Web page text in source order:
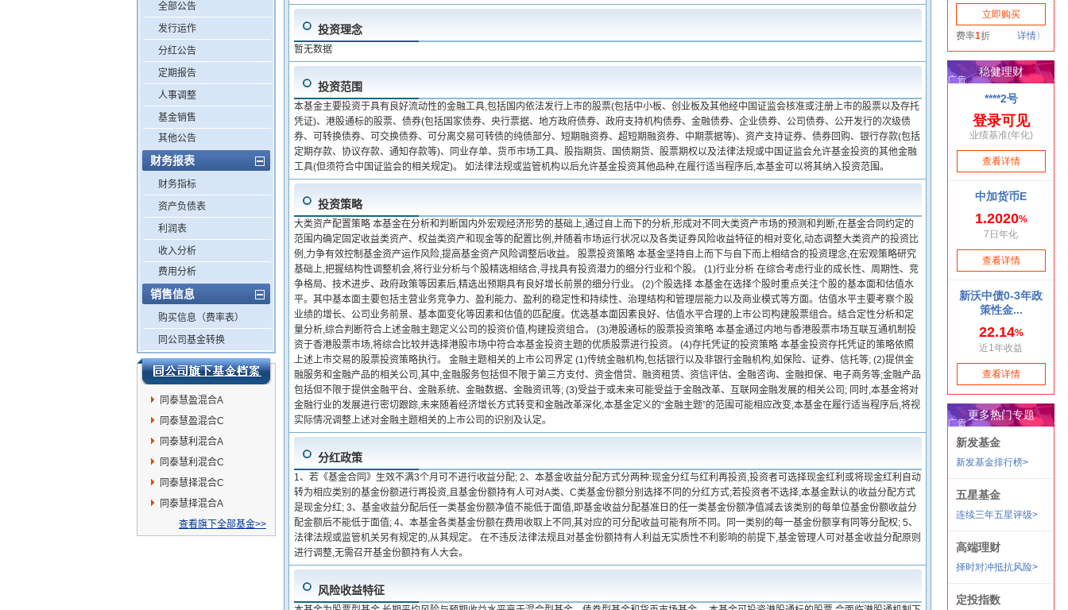
全部公告
发行运作
分红公告
定期报告
人事调整
基金销售
其他公告
财务报表
财务指标
资产负债表
利润表
收入分析
费用分析
销售信息
购买信息（费率表）
同公司基金转换
同泰慧盈混合A
同泰慧盈混合C
同泰慧利混合A
同泰慧利混合C
同泰慧择混合C
同泰慧择混合A
查看旗下全部基金>>
投资理念
暂无数据
投资范围
本基金主要投资于具有良好流动性的金融工具,包括国内依法发行上市的股票(包括中小板、创业板及其他经中国证监会核准或注册上市的股票以及存托
凭证)、港股通标的股票、债券(包括国家债券、央行票据、地方政府债券、政府支持机构债券、金融债券、企业债券、公司债券、公开发行的次级债
券、可转换债券、可交换债券、可分离交易可转债的纯债部分、短期融资券、超短期融资券、中期票据等)、资产支持证券、债券回购、银行存款(包括
定期存款、协议存款、通知存款等)、同业存单、货币市场工具、股指期货、国债期货、股票期权以及法律法规或中国证监会允许基金投资的其他金融
工具(但须符合中国证监会的相关规定)。 如法律法规或监管机构以后允许基金投资其他品种,在履行适当程序后,本基金可以将其纳入投资范围。
投资策略
大类资产配置策略 本基金在分析和判断国内外宏观经济形势的基础上,通过自上而下的分析,形成对不同大类资产市场的预测和判断,在基金合同约定的
范围内确定固定收益类资产、权益类资产和现金等的配置比例,并随着市场运行状况以及各类证券风险收益特征的相对变化,动态调整大类资产的投资比
例,力争有效控制基金资产运作风险,提高基金资产风险调整后收益。 股票投资策略 本基金坚持自上而下与自下而上相结合的投资理念,在宏观策略研究
基础上,把握结构性调整机会,将行业分析与个股精选相结合,寻找具有投资潜力的细分行业和个股。 (1)行业分析 在综合考虑行业的成长性、周期性、竞
争格局、技术进步、政府政策等因素后,精选出预期具有良好增长前景的细分行业。 (2)个股选择 本基金在选择个股时重点关注个股的基本面和估值水
平。其中基本面主要包括主营业务竞争力、盈利能力、盈利的稳定性和持续性、治理结构和管理层能力以及商业模式等方面。估值水平主要考察个股
业绩的增长、公司业务前景、基本面变化等因素和估值的匹配度。优选基本面因素良好、估值水平合理的上市公司构建股票组合。结合定性分析和定
量分析,综合判断符合上述金融主题定义公司的投资价值,构建投资组合。 (3)港股通标的股票投资策略 本基金通过内地与香港股票市场互联互通机制投
资于香港股票市场,将综合比较并选择港股市场中符合本基金投资主题的优质股票进行投资。 (4)存托凭证的投资策略 本基金投资存托凭证的策略依照
上述上市交易的股票投资策略执行。 金融主题相关的上市公司界定 (1)传统金融机构,包括银行以及非银行金融机构,如保险、证券、信托等; (2)提供金
融服务和金融产品的相关公司,其中,金融服务包括但不限于第三方支付、资金借贷、融资租赁、资信评估、金融咨询、金融担保、电子商务等;金融产品
包括但不限于提供金融平台、金融系统、金融数据、金融资讯等; (3)受益于或未来可能受益于金融改革、互联网金融发展的相关公司; 同时,本基金将对
金融行业的发展进行密切跟踪,未来随着经济增长方式转变和金融改革深化,本基金定义的“金融主题”的范围可能相应改变,本基金在履行适当程序后,将视
实际情况调整上述对金融主题相关的上市公司的识别及认定。
分红政策
1、若《基金合同》生效不满3个月可不进行收益分配; 2、本基金收益分配方式分两种:现金分红与红利再投资,投资者可选择现金红利或将现金红利自动
转为相应类别的基金份额进行再投资,且基金份额持有人可对A类、C类基金份额分别选择不同的分红方式;若投资者不选择,本基金默认的收益分配方式
是现金分红; 3、基金收益分配后任一类基金份额净值不能低于面值,即基金收益分配基准日的任一类基金份额净值减去该类别的每单位基金份额收益分
配金额后不能低于面值; 4、本基金各类基金份额在费用收取上不同,其对应的可分配收益可能有所不同。同一类别的每一基金份额享有同等分配权; 5、
法律法规或监管机关另有规定的,从其规定。 在不违反法律法规且对基金份额持有人利益无实质性不利影响的前提下,基金管理人可对基金收益分配原则
进行调整,无需召开基金份额持有人大会。
风险收益特征